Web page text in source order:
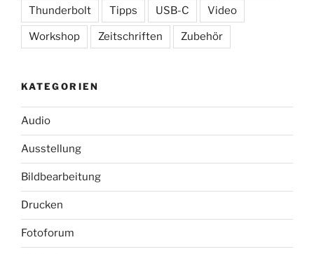
Thunderbolt Tipps USB-C Video
Workshop Zeitschriften Zubehör
KATEGORIEN
Audio
Ausstellung
Bildbearbeitung
Drucken
Fotoforum